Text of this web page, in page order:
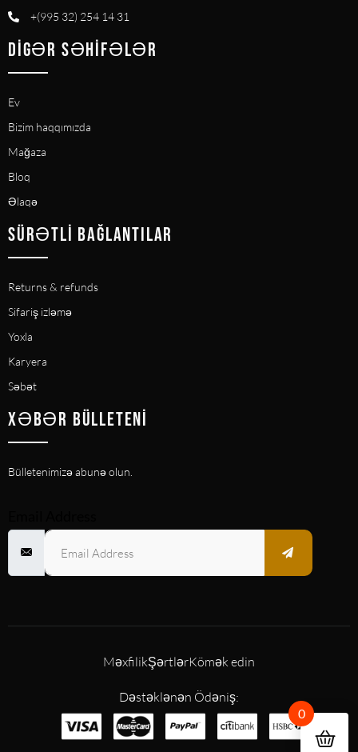
+(995 32) 254 14 31
DIGƏR SƏHIFƏLƏR
Ev
Bizim haqqımızda
Mağaza
Bloq
Əlaqə
SÜRƏTLI BAĞLANTILAR
Returns & refunds
Sifariş izləmə
Yoxla
Karyera
Səbət
XƏBƏR BÜLLETENI
Bülletenimizə abunə olun.
Dəstəklənən Ödəniş:
MəxfilikŞərtlərKömək edin
0